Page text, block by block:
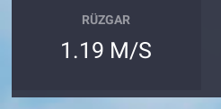
RÜZGAR
1.19 M/S